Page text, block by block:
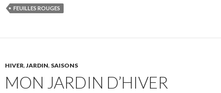
FEUILLES ROUGES
HIVER,JARDIN, SAISONS
MON JARDIN D’HIVER